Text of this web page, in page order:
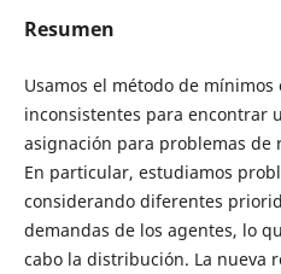
Resumen
Usamos el método de
inconsistentes para encontrar
asignación para problemas de
En particular, estudiamos
considerando diferentes
demandas de los agentes, lo
cabo la distribución. La nueva